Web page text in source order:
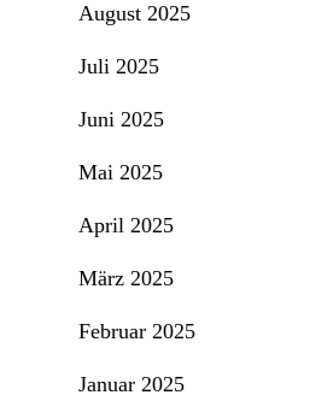
August 2025
Juli 2025
Juni 2025
Mai 2025
April 2025
März 2025
Februar 2025
Januar 2025